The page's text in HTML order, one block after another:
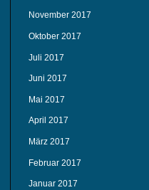
November 2017
Oktober 2017
Juli 2017
Juni 2017
Mai 2017
April 2017
März 2017
Februar 2017
Januar 2017